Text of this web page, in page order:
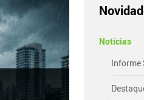
Notícias
Informe